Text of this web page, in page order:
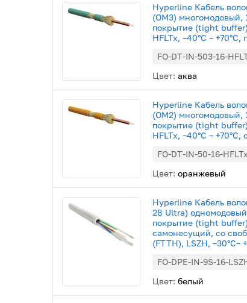
Hyperline Кабель
(OM3) многомодовый,
покрытие (tight
HFLTx, –40°C – +70°C,
FO-DT-IN-503-16-
Цвет: аква
Hyperline Кабель
(OM2) многомодовый,
покрытие (tight
HFLTx, –40°C –
FO-DT-IN-50-16-
Цвет: оранжевый
Hyperline Кабель
28 Ultra)
покрытие (tight
самонесущий, со
(FTTH), LSZH, –30°C–
FO-DPE-IN-9S-16-
Цвет: белый